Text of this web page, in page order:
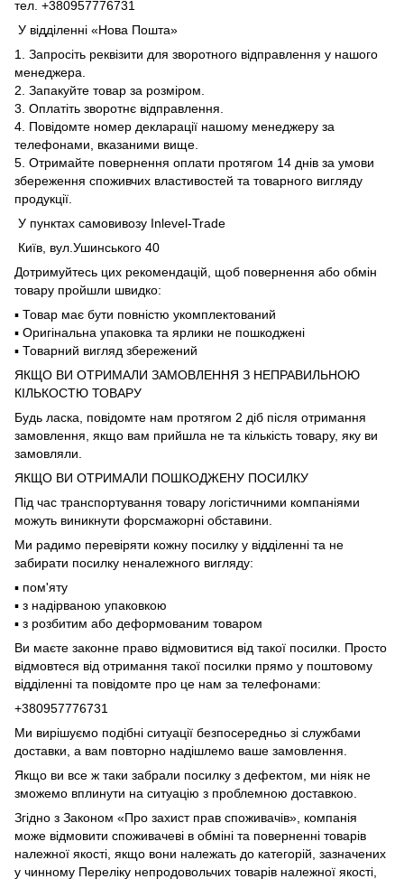
тел. +380957776731
У відділенні «Нова Пошта»
1. Запросіть реквізити для зворотного відправлення у нашого
менеджера.
2. Запакуйте товар за розміром.
3. Оплатіть зворотнє відправлення.
4. Повідомте номер декларації нашому менеджеру за
телефонами, вказаними вище.
5. Отримайте повернення оплати протягом 14 днів за умови
збереження споживчих властивостей та товарного вигляду
продукції.
У пунктах самовивозу Inlevel-Trade
Київ, вул.Ушинського 40
Дотримуйтесь цих рекомендацій, щоб повернення або обмін
товару пройшли швидко:
▪️ Товар має бути повністю укомплектований
▪️ Оригінальна упаковка та ярлики не пошкоджені
▪️ Товарний вигляд збережений
ЯКЩО ВИ ОТРИМАЛИ ЗАМОВЛЕННЯ З НЕПРАВИЛЬНОЮ
КІЛЬКОСТЮ ТОВАРУ
Будь ласка, повідомте нам протягом 2 діб після отримання
замовлення, якщо вам прийшла не та кількість товару, яку ви
замовляли.
ЯКЩО ВИ ОТРИМАЛИ ПОШКОДЖЕНУ ПОСИЛКУ
Під час транспортування товару логістичними компаніями
можуть виникнути форсмажорні обставини.
Ми радимо перевіряти кожну посилку у відділенні та не
забирати посилку неналежного вигляду:
▪️ пом'яту
▪️ з надірваною упаковкою
▪️ з розбитим або деформованим товаром
Ви маєте законне право відмовитися від такої посилки. Просто
відмовтеся від отримання такої посилки прямо у поштовому
відділенні та повідомте про це нам за телефонами:
+380957776731
Ми вирішуємо подібні ситуації безпосередньо зі службами
доставки, а вам повторно надішлемо ваше замовлення.
Якщо ви все ж таки забрали посилку з дефектом, ми ніяк не
зможемо вплинути на ситуацію з проблемною доставкою.
Згідно з Законом «Про захист прав споживачів», компанія
може відмовити споживачеві в обміні та поверненні товарів
належної якості, якщо вони належать до категорій, зазначених
у чинному Переліку непродовольчих товарів належної якості,